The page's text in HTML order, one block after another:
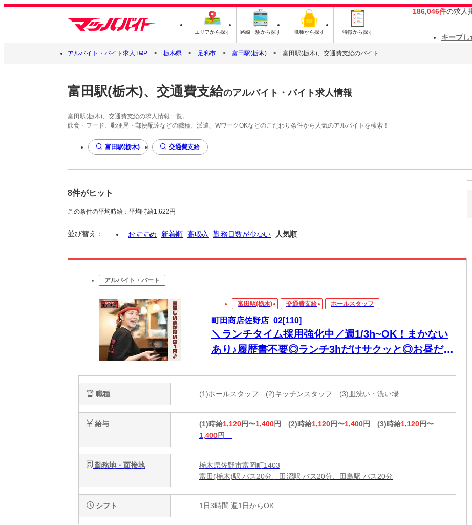
エリアから探す 路線・駅から探す 職種から探す 特徴から探す
186,046件の求人
キープし
アルバイト・バイト求人TOP 栃木県 足利市 富田駅(栃木) 富田駅(栃木)、交通費支給のバイト
富田駅(栃木)、交通費支給のアルバイト・バイト求人情報
富田駅(栃木)、交通費支給の求人情報一覧。
飲食・フード、郵便局・郵便配達などの職種、派遣、WワークOKなどのこだわり条件から人気のアルバイトを検索！
富田駅(栃木) 交通費支給
8件がヒット
この条件の平均時給：平均時給1,622円
並び替え： おすすめ 新着順 高収入 勤務日数が少ない 人気順
アルバイト・パート
富田駅(栃木) 交通費支給 ホールスタッフ
町田商店佐野店_02[110]
＼ランチタイム採用強化中／週1/3h~OK！まかない
あり♪履歴書不要◎ランチ3hだけサクッと◎お昼だけ
職種 (1)ホールスタッフ (2)キッチンスタッフ (3)皿洗い・洗い場
給与 (1)時給1,120円〜1,400円 (2)時給1,120円〜1,400円 (3)時給1,120円〜
1,400円
勤務地・面接地
栃木県佐野市富岡町1403
富田(栃木)駅 バス20分、田沼駅 バス20分、田島駅 バス20分
シフト 1日3時間 週1日からOK